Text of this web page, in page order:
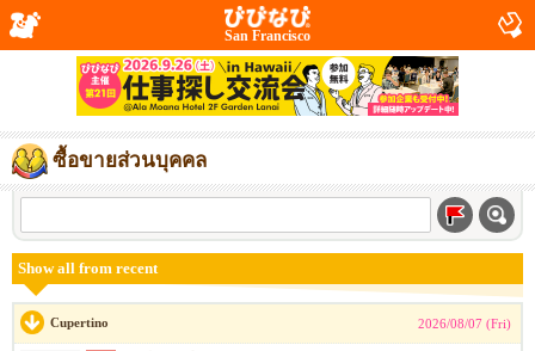
San Francisco
ซื้อขายส่วนบุคคล
Show all from recent
Cupertino 2026/08/07 (Fri)